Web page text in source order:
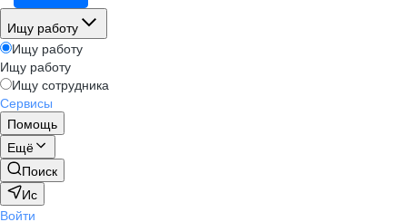
Ищу работу
Ищу работу
Ищу работу
Ищу сотрудника
Сервисы
Помощь
Ещё
Поиск
Ис
Войти